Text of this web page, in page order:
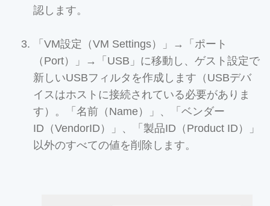
認します。
「VM設定（VM Settings）」→「ポート
（Port）」→「USB」に移動し、ゲスト設定で
新しいUSBフィルタを作成します（USBデバ
イスはホストに接続されている必要がありま
す）。「名前（Name）」、「ベンダー
ID（VendorID）」、「製品ID（Product ID）」
以外のすべての値を削除します。